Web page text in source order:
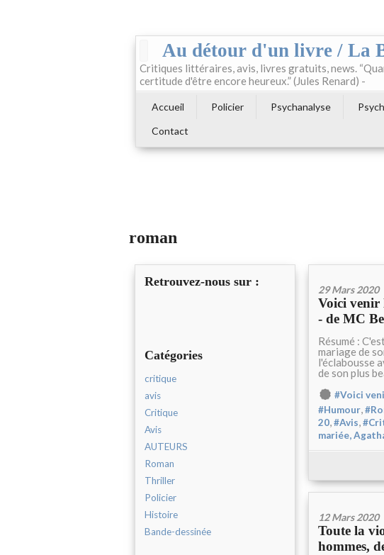
Au détour d'un livre / La
Critiques littéraires, avis, livres gratuits, news.
certitude d'être encore heureux.” (Jules Renard) -
Accueil Policier Psychanalyse
Contact
roman
Retrouvez-nous sur :
Catégories
critique
avis
Critique
Avis
AUTEURS
Roman
Thriller
Policier
Histoire
Bande-dessinée
29 Mars 2020
Voici venir
- de MC
Résumé :
mariage de
l'éclabousse
de son plus
#Voici
#Humour,
20,#Avis,
mariée,
12 Mars 2020
Toute la
hommes,